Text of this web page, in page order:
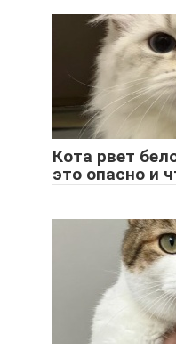
Кота рвет
это опасно и